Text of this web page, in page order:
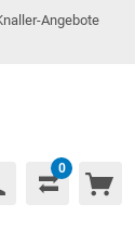
Angebote
0